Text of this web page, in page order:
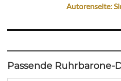
Autorenseite:
Passende Ruhrbarone-